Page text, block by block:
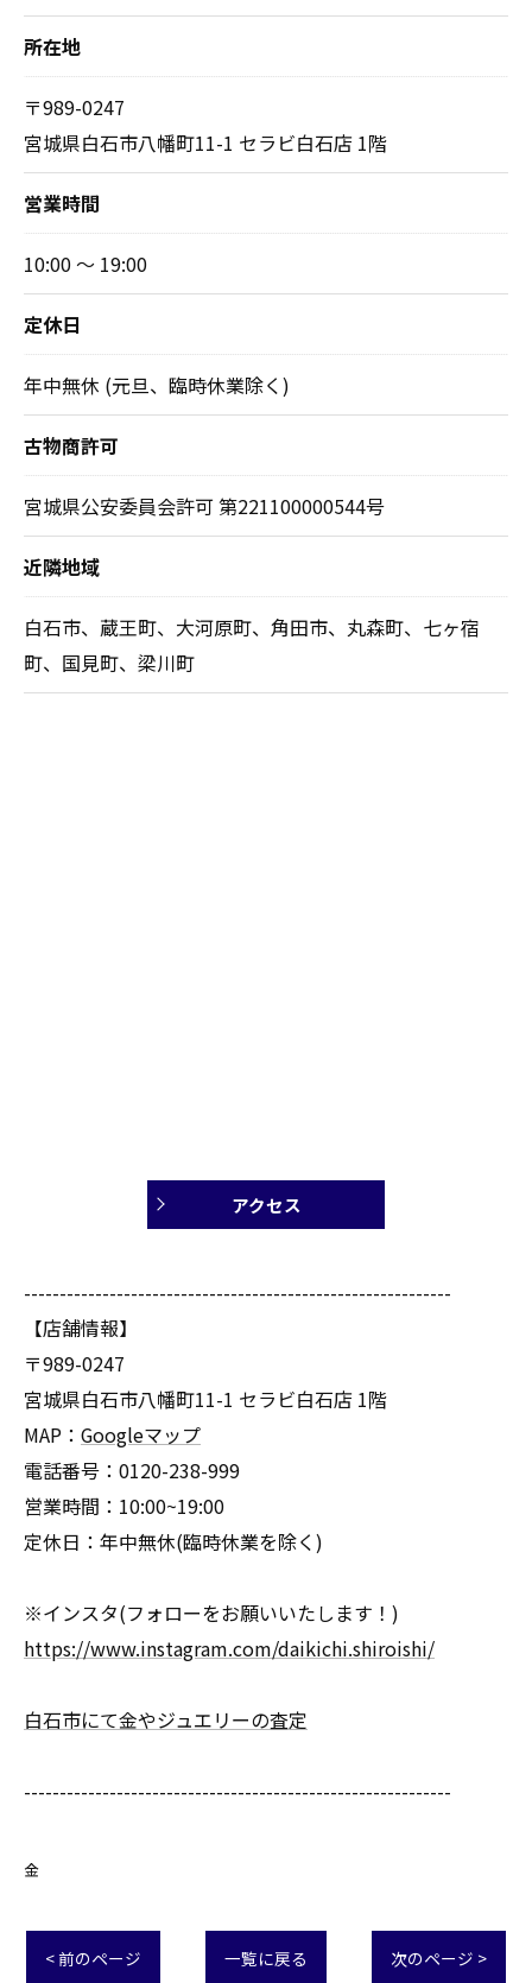
所在地
〒989-0247
宮城県白石市八幡町11-1 セラビ白石店 1階
営業時間
10:00 ～ 19:00
定休日
年中無休 (元旦、臨時休業除く)
古物商許可
宮城県公安委員会許可 第221100000544号
近隣地域
白石市、蔵王町、大河原町、角田市、丸森町、七ヶ宿
町、国見町、梁川町
アクセス
------------------------------------------------------------
【店舗情報】
〒989-0247
宮城県白石市八幡町11-1 セラビ白石店 1階
MAP： Googleマップ
電話番号：0120-238-999
営業時間：10:00~19:00
定休日：年中無休(臨時休業を除く)
※インスタ(フォローをお願いいたします！)
https://www.instagram.com/daikichi.shiroishi/
白石市にて金やジュエリーの査定
------------------------------------------------------------
金
< 前のページ 一覧に戻る 次のページ >